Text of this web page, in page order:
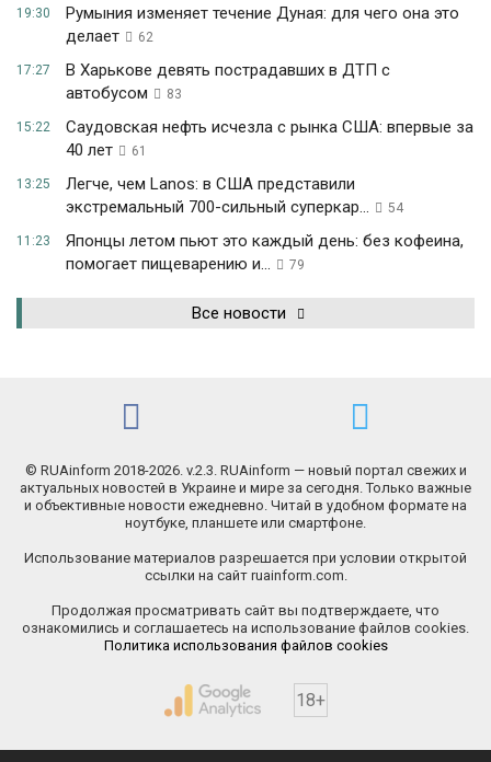
19:30
Румыния изменяет течение Дуная: для чего она это
делает
62
17:27
В Харькове девять пострадавших в ДТП с
автобусом
83
15:22
Саудовская нефть исчезла с рынка США: впервые за
40 лет
61
13:25
Легче, чем Lanos: в США представили
экстремальный 700-сильный суперкар...
54
11:23
Японцы летом пьют это каждый день: без кофеина,
помогает пищеварению и...
79
Все новости
© RUAinform 2018-2026. v.2.3. RUAinform — новый портал свежих и
актуальных новостей в Украине и мире за сегодня. Только важные
и объективные новости ежедневно. Читай в удобном формате на
ноутбуке, планшете или смартфоне.
Использование материалов разрешается при условии открытой
ссылки на сайт ruainform.com.
Продолжая просматривать сайт вы подтверждаете, что
ознакомились и соглашаетесь на использование файлов cookies.
Политика использования файлов cookies
18+